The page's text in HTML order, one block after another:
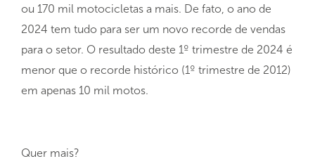
ou 170 mil motocicletas a mais. De fato, o ano de
2024 tem tudo para ser um novo recorde de vendas
para o setor. O resultado deste 1º trimestre de 2024 é
menor que o recorde histórico (1º trimestre de 2012)
em apenas 10 mil motos.
Quer mais?